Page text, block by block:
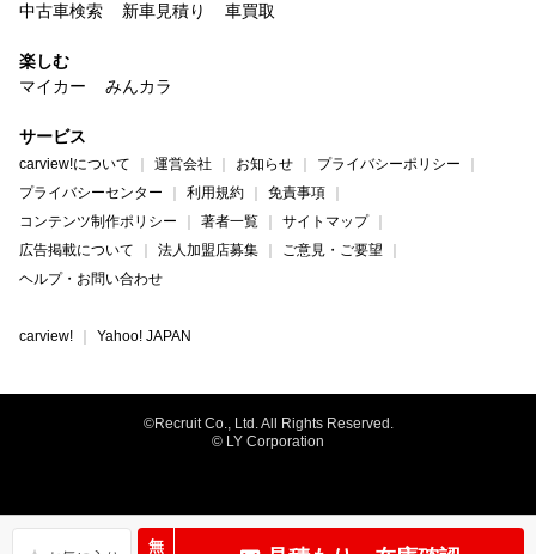
無
中古車検索
新車見積り 車買取
楽しむ
マイカー
みんカラ
サービス
carview!について 運営会社 お知らせ
プライバシーポリシー
プライバシーセンター
利用規約
免責事項
コンテンツ制作ポリシー
著者一覧
サイトマップ
広告掲載について
法人加盟店募集
ご意見・ご要望
ヘルプ・お問い合わせ
carview! Yahoo! JAPAN
©Recruit Co., Ltd. All Rights Reserved.
© LY Corporation